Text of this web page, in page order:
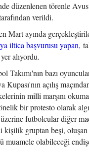
düzenlenen törenle
verildi.
Mart ayında
iltica başvurusu yapan,
alıyordu.
Takımı'nın bazı
Kupası'nın açılış
milli marşını
bir protesto olarak
futbolcular diğer
kişilik gruptan beşi, oluşan
muamele olabileceği